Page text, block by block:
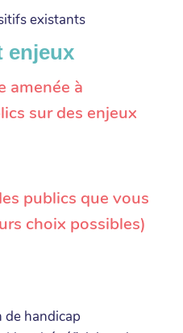
existants
enjeux
amenée à
sur des enjeux
publics que vous
choix possibles)
de handicap